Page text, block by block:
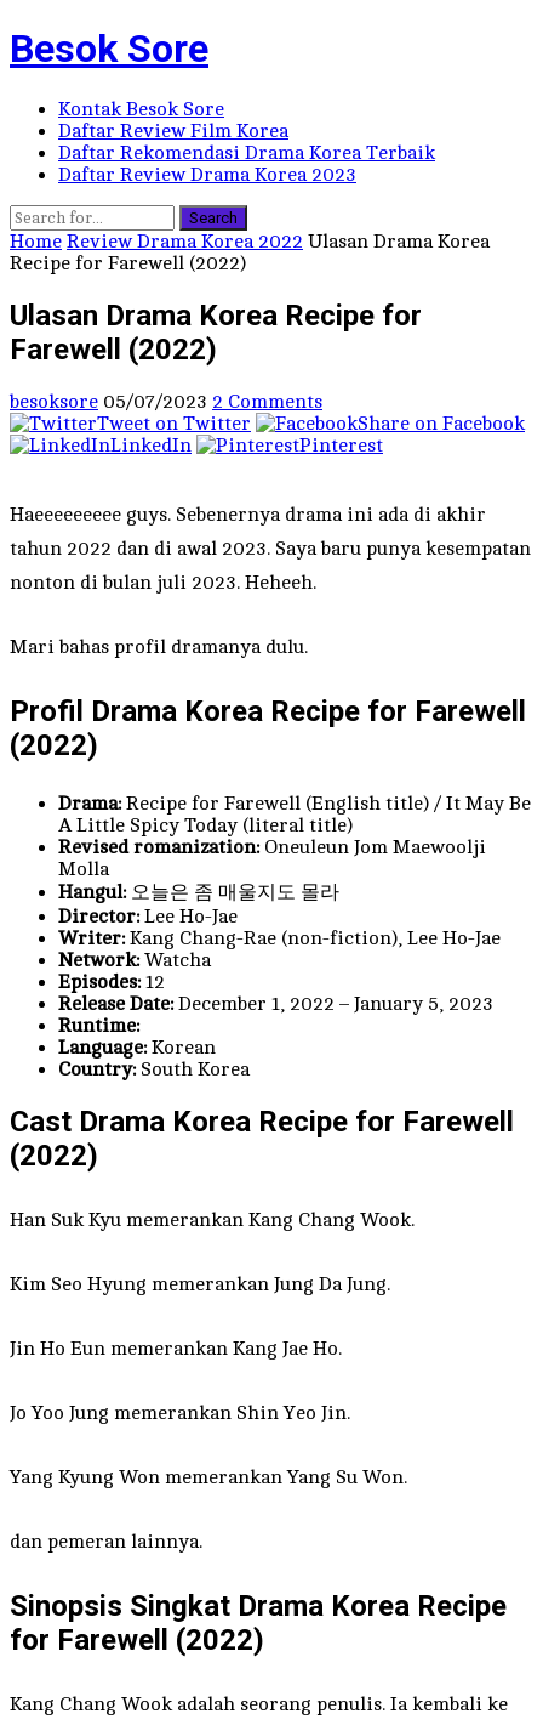
Besok Sore
Kontak Besok Sore
Daftar Review Film Korea
Daftar Rekomendasi Drama Korea Terbaik
Daftar Review Drama Korea 2023
Search
Home Review Drama Korea 2022 Ulasan Drama Korea
Recipe for Farewell (2022)
Ulasan Drama Korea Recipe for
Farewell (2022)
besoksore 05/07/2023 2 Comments
Tweet on Twitter
Share on Facebook
LinkedIn
Pinterest
Haeeeeeeeee guys. Sebenernya drama ini ada di akhir
tahun 2022 dan di awal 2023. Saya baru punya kesempatan
nonton di bulan juli 2023. Heheeh.
Mari bahas profil dramanya dulu.
Profil Drama Korea Recipe for Farewell
(2022)
Drama:Recipe for Farewell (English title) / It May Be
A Little Spicy Today (literal title)
Revised romanization:Oneuleun Jom Maewoolji
Molla
Hangul:오늘은 좀 매울지도 몰라
Director:Lee Ho-Jae
Writer:Kang Chang-Rae (non-fiction), Lee Ho-Jae
Network:Watcha
Episodes:12
Release Date:December 1, 2022 – January 5, 2023
Runtime:
Language:Korean
Country:South Korea
Cast Drama Korea Recipe for Farewell
(2022)
Han Suk Kyu memerankan Kang Chang Wook.
Kim Seo Hyung memerankan Jung Da Jung.
Jin Ho Eun memerankan Kang Jae Ho.
Jo Yoo Jung memerankan Shin Yeo Jin.
Yang Kyung Won memerankan Yang Su Won.
dan pemeran lainnya.
Sinopsis Singkat Drama Korea Recipe
for Farewell (2022)
Kang Chang Wook adalah seorang penulis. Ia kembali ke